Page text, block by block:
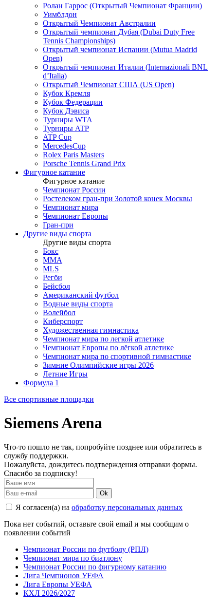
Ролан Гаррос (Открытый Чемпионат Франции)
Уимблдон
Открытый Чемпионат Австралии
Открытый чемпионат Дубая (Dubai Duty Free
Tennis Championships)
Открытый чемпионат Испании (Mutua Madrid
Open)
Открытый чемпионат Италии (Internazionali BNL
d’Italia)
Открытый Чемпионат США (US Open)
Кубок Кремля
Кубок Федерации
Кубок Дэвиса
Турниры WTA
Турниры ATP
ATP Cup
MercedesCup
Rolex Paris Masters
Porsche Tennis Grand Prix
Фигурное катание
Фигурное катание
Чемпионат России
Ростелеком гран-при Золотой конек Москвы
Чемпионат мира
Чемпионат Европы
Гран-при
Другие виды спорта
Другие виды спорта
Бокс
MMA
MLS
Регби
Бейсбол
Американский футбол
Водные виды спорта
Волейбол
Киберспорт
Художественная гимнастика
Чемпионат мира по легкой атлетике
Чемпионат Европы по лёгкой атлетике
Чемпионат мира по спортивной гимнастике
Зимние Олимпийские игры 2026
Летние Игры
Формула 1
Все спортивные площадки
Siemens Arena
Что-то пошло не так, попробуйте позднее или обратитесь в
службу поддержки.
Пожалуйста, дождитесь подтверждения отправки формы.
Спасибо за подписку!
Ok
Я согласен(а) на обработку персональных данных
Пока нет событий, оставьте свой email и мы сообщим о
появлении событий
Чемпионат России по футболу (РПЛ)
Чемпионат мира по биатлону
Чемпионат России по фигурному катанию
Лига Чемпионов УЕФА
Лига Европы УЕФА
КХЛ 2026/2027